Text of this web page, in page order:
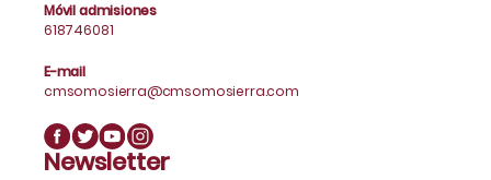
Móvil admisiones
618746081
E-mail
cmsomosierra@cmsomosierra.com
Newsletter